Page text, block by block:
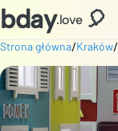
bday.love 🎈
Strona główna/Kraków/